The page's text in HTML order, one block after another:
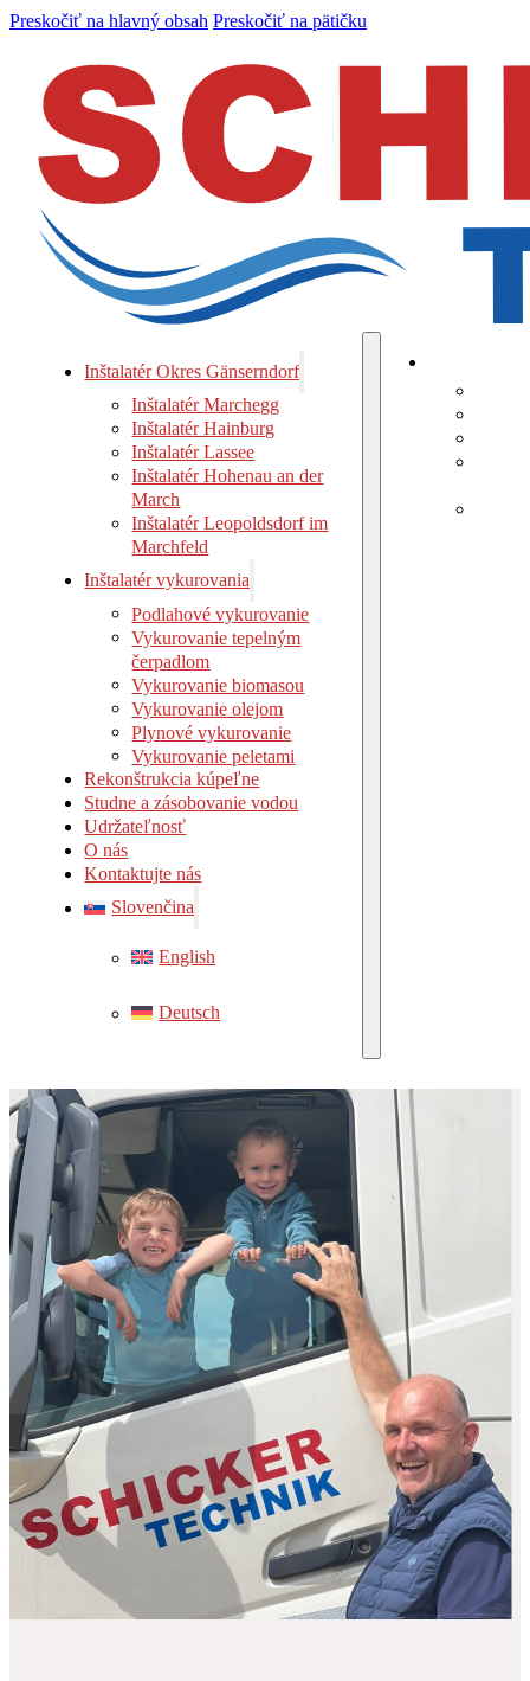
Preskočiť na hlavný obsah Preskočiť na pätičku
Inštalatér Okres Gänserndorf
Inštalatér Marchegg
Inštalatér Hainburg
Inštalatér Lassee
Inštalatér Hohenau an der
March
Inštalatér Leopoldsdorf im
Marchfeld
Inštalatér vykurovania
Podlahové vykurovanie
Vykurovanie tepelným
čerpadlom
Vykurovanie biomasou
Vykurovanie olejom
Plynové vykurovanie
Vykurovanie peletami
Rekonštrukcia kúpeľne
Studne a zásobovanie vodou
Udržateľnosť
O nás
Kontaktujte nás
Slovenčina
English
Deutsch